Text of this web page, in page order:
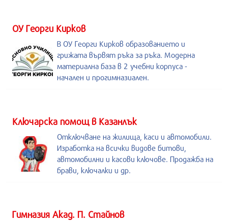
ОУ Георги Кирков
В ОУ Георги Кирков образованието и
грижата вървят ръка за ръка. Модерна
материална база в 2 учебни корпуса -
начален и прогимназиален.
Kлючарска помощ в Казанлък
Отключване на жилища, каси и автомобили.
Изработка на всички видове битови,
автомобилни и касови ключове. Продажба на
брави, ключалки и др.
Гимназия Акад. П. Стайнов